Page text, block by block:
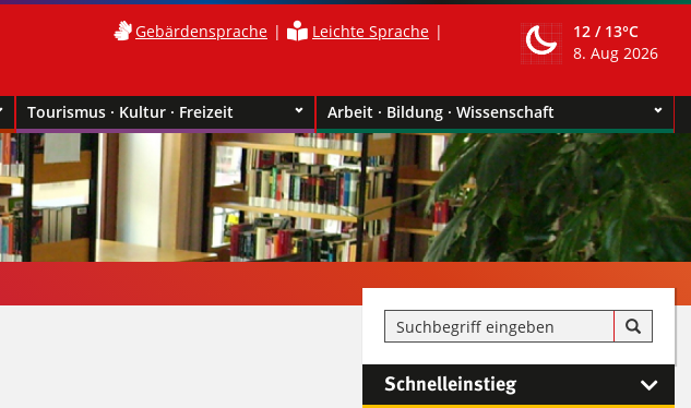
Gebärdensprache Leichte Sprache 12 / 13°C
8. Aug 2026
Tourismus · Kultur · Freizeit Arbeit · Bildung · Wissenschaft
Schnelleinstieg